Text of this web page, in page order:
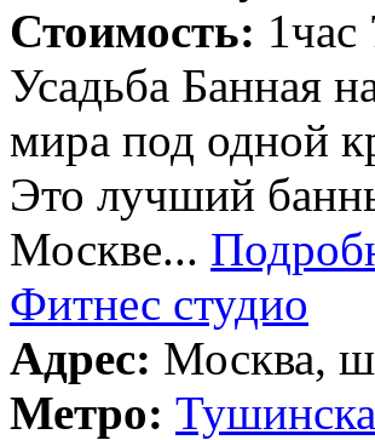
Стоимость:
Усадьба Банная
мира под одной
Это лучший
Москве...
Фитнес студио
Адрес: Москва,
Метро: